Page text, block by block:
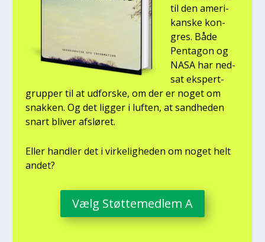
til den ame­ri­
kan­ske kon­
gres. Både
Pen­ta­gon og
NASA har ned­
sat eks­pert­
grup­per til at udfor­ske, om der er noget om
snak­ken. Og det lig­ger i luf­ten, at sand­he­den
snart bli­ver afslø­ret.
Eller hand­ler det i vir­ke­lig­he­den om noget helt
andet?
Vælg Støt­te­med­lem A